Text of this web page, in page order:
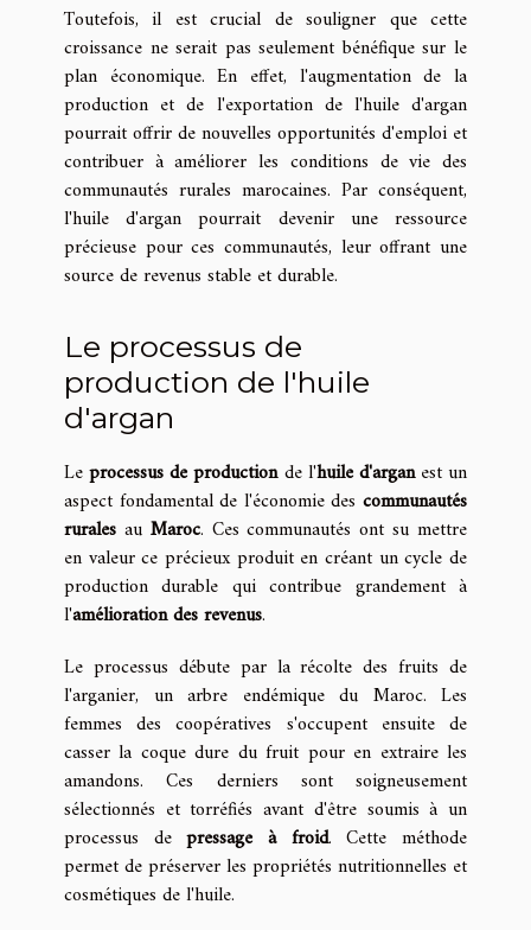
Toutefois, il est crucial de souligner que cette
croissance ne serait pas seulement bénéfique sur le
plan économique. En effet, l'augmentation de la
production et de l'exportation de l'huile d'argan
pourrait offrir de nouvelles opportunités d'emploi et
contribuer à améliorer les conditions de vie des
communautés rurales marocaines. Par conséquent,
l'huile d'argan pourrait devenir une ressource
précieuse pour ces communautés, leur offrant une
source de revenus stable et durable.
Le processus de
production de l'huile
d'argan
Leprocessus de productionde l'huile d'arganest un
aspect fondamental de l'économie des communautés
rurales auMaroc. Ces communautés ont su mettre
en valeur ce précieux produit en créant un cycle de
production durable qui contribue grandement à
l'amélioration des revenus.
Le processus débute par la récolte des fruits de
l'arganier, un arbre endémique du Maroc. Les
femmes des coopératives s'occupent ensuite de
casser la coque dure du fruit pour en extraire les
amandons. Ces derniers sont soigneusement
sélectionnés et torréfiés avant d'être soumis à un
processus depressage à froid. Cette méthode
permet de préserver les propriétés nutritionnelles et
cosmétiques de l'huile.